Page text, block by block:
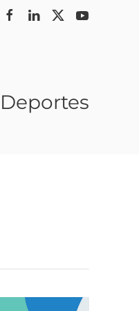
Deportes